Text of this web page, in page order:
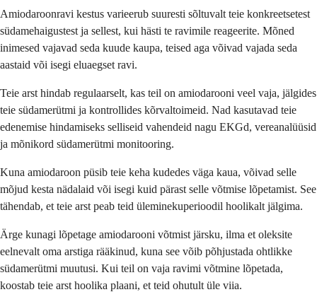
Amiodaroonravi kestus varieerub suuresti sõltuvalt teie konkreetsetest
südamehaigustest ja sellest, kui hästi te ravimile reageerite. Mõned
inimesed vajavad seda kuude kaupa, teised aga võivad vajada seda
aastaid või isegi eluaegset ravi.
Teie arst hindab regulaarselt, kas teil on amiodarooni veel vaja, jälgides
teie südamerütmi ja kontrollides kõrvaltoimeid. Nad kasutavad teie
edenemise hindamiseks selliseid vahendeid nagu EKGd, vereanalüüsid
ja mõnikord südamerütmi monitooring.
Kuna amiodaroon püsib teie keha kudedes väga kaua, võivad selle
mõjud kesta nädalaid või isegi kuid pärast selle võtmise lõpetamist. See
tähendab, et teie arst peab teid üleminekuperioodil hoolikalt jälgima.
Ärge kunagi lõpetage amiodarooni võtmist järsku, ilma et oleksite
eelnevalt oma arstiga rääkinud, kuna see võib põhjustada ohtlikke
südamerütmi muutusi. Kui teil on vaja ravimi võtmine lõpetada,
koostab teie arst hoolika plaani, et teid ohutult üle viia.